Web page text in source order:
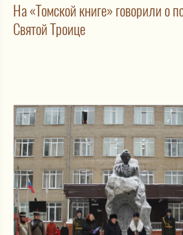
На «Томской книге» говорили о
Святой Троице